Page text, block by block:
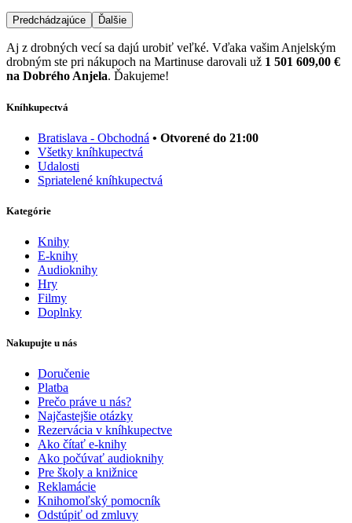
Predchádzajúce Ďalšie
Aj z drobných vecí sa dajú urobiť veľké. Vďaka vašim Anjelským
drobným ste pri nákupoch na Martinuse darovali už 1 501 609,00 €
na Dobrého Anjela. Ďakujeme!
Kníhkupectvá
Bratislava - Obchodná • Otvorené do 21:00
Všetky kníhkupectvá
Udalosti
Spriatelené kníhkupectvá
Kategórie
Knihy
E-knihy
Audioknihy
Hry
Filmy
Doplnky
Nakupujte u nás
Doručenie
Platba
Prečo práve u nás?
Najčastejšie otázky
Rezervácia v kníhkupectve
Ako čítať e-knihy
Ako počúvať audioknihy
Pre školy a knižnice
Reklamácie
Knihomoľský pomocník
Odstúpiť od zmluvy